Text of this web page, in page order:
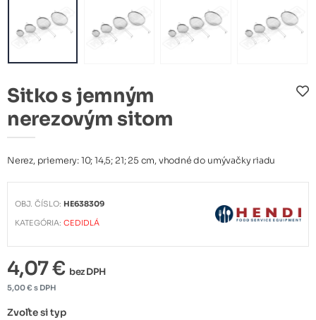
Sitko s jemným
nerezovým sitom
Nerez, priemery: 10; 14,5; 21; 25 cm, vhodné do umývačky riadu
OBJ. ČÍSLO: HE638309
KATEGÓRIA:CEDIDLÁ
4,07 € bez DPH
5,00 € s DPH
Zvoľte si typ